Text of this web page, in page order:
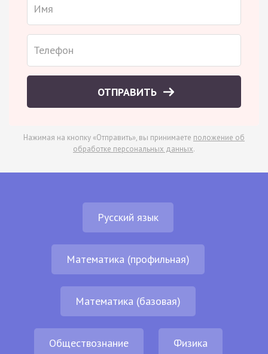
ОТПРАВИТЬ
Нажимая на кнопку «Отправить», вы принимаете положение об
обработке персональных данных.
Русский язык
Математика (профильная)
Математика (базовая)
Обществознание Физика